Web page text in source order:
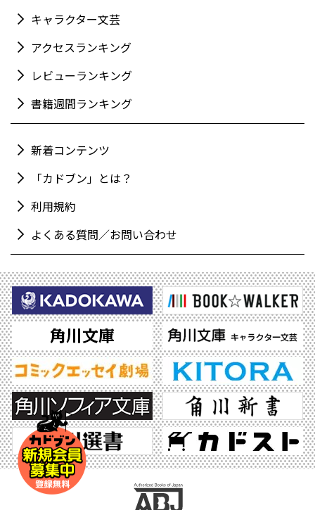
キャラクター文芸
アクセスランキング
レビューランキング
書籍週間ランキング
新着コンテンツ
「カドブン」とは？
利用規約
よくある質問／お問い合わせ